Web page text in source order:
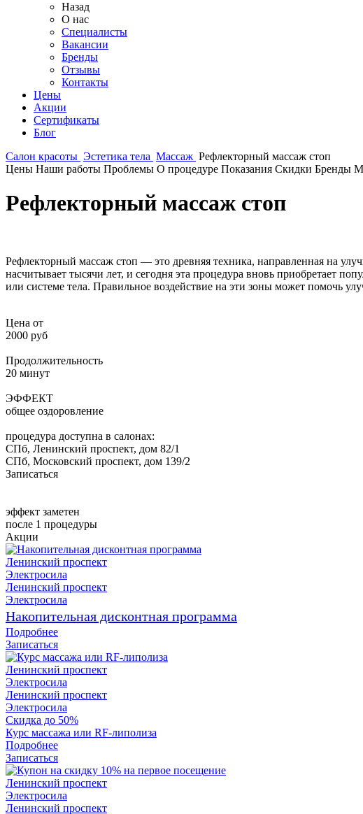
Назад
О нас
Специалисты
Вакансии
Бренды
Отзывы
Контакты
Цены
Акции
Сертификаты
Блог
Салон красоты Эстетика тела Массаж Рефлекторный массаж стоп
Цены Наши работы Проблемы О процедуре Показания Скидки Бренды
Рефлекторный массаж стоп
Рефлекторный массаж стоп — это древняя техника, направленная на
насчитывает тысячи лет, и сегодня эта процедура вновь приобретает
или системе тела. Правильное воздействие на эти зоны может помочь
Цена от
2000 руб
Продолжительность
20 минут
ЭФФЕКТ
общее оздоровление
процедура доступна в салонах:
СПб, Ленинский проспект, дом 82/1
СПб, Московский проспект, дом 139/2
Записаться
эффект заметен
после 1 процедуры
Акции
Ленинский проспект
Электросила
Ленинский проспект
Электросила
Накопительная дисконтная программа
Подробнее
Записаться
Ленинский проспект
Электросила
Ленинский проспект
Электросила
Скидка до 50%
Курс массажа или RF-липолиза
Подробнее
Записаться
Ленинский проспект
Электросила
Ленинский проспект